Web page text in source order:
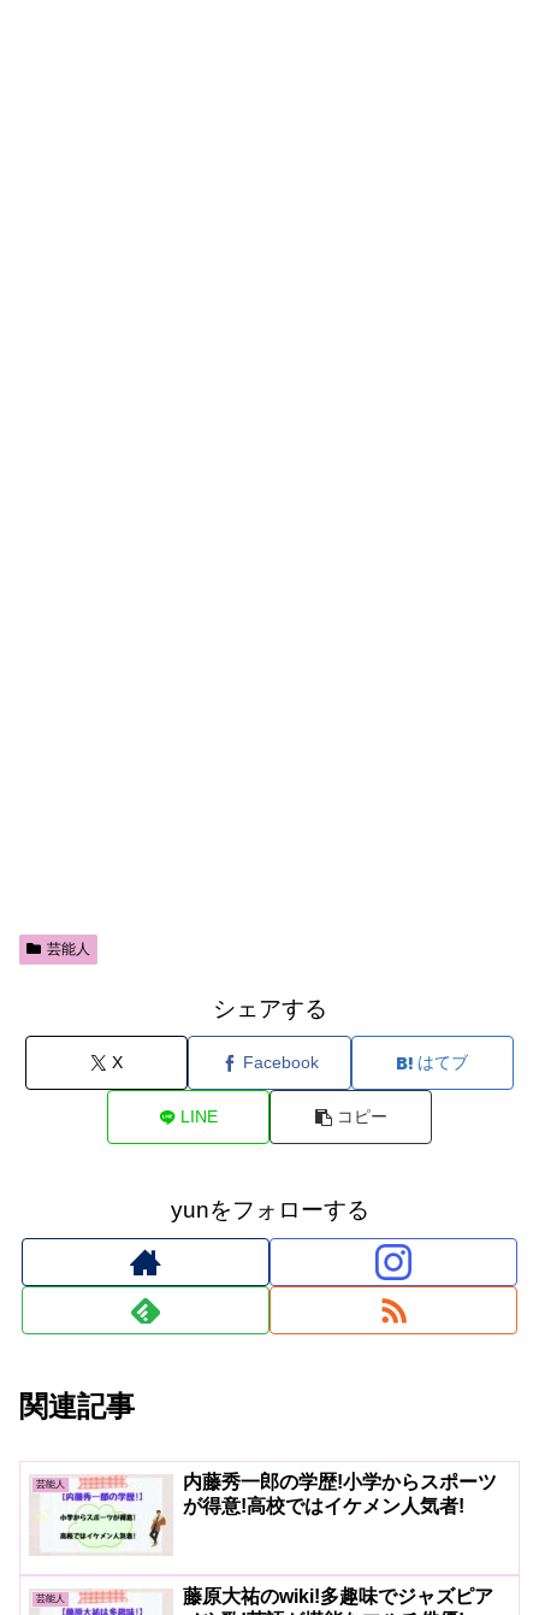
芸能人
シェアする
X Facebook はてブ
LINE コピー
yunをフォローする
関連記事
芸能人
内藤秀一郎の学歴!小学からスポーツ
が得意!高校ではイケメン人気者!
芸能人
藤原大祐のwiki!多趣味でジャズピア